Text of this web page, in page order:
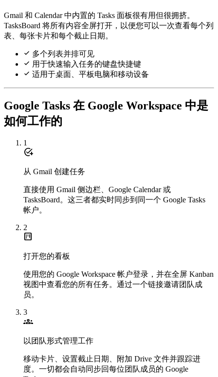
Gmail 和 Calendar 中内置的 Tasks 面板很有用但很拥挤。
TasksBoard 将所有内容全屏打开，以便您可以一次查看每个列
表、每张卡片和每个截止日期。
多个列表并排可见
用于快速输入任务的键盘快捷键
适用于桌面、平板电脑和移动设备
Google Tasks 在 Google Workspace 中是
如何工作的
1
add_task
从 Gmail 创建任务
直接使用 Gmail 侧边栏、Google Calendar 或
TasksBoard。这三者都实时同步到同一个 Google Tasks
帐户。
2
view_kanban
打开您的看板
使用您的 Google Workspace 帐户登录，并在全屏 Kanban
视图中查看您的所有任务。通过一个链接邀请团队成
员。
3
groups
以团队形式管理工作
移动卡片、设置截止日期、附加 Drive 文件并跟踪进
度。一切都会自动同步回每位团队成员的 Google